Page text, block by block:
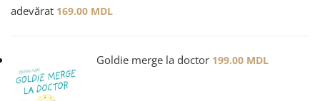
adevărat 169.00 MDL
Goldie merge la doctor 199.00 MDL